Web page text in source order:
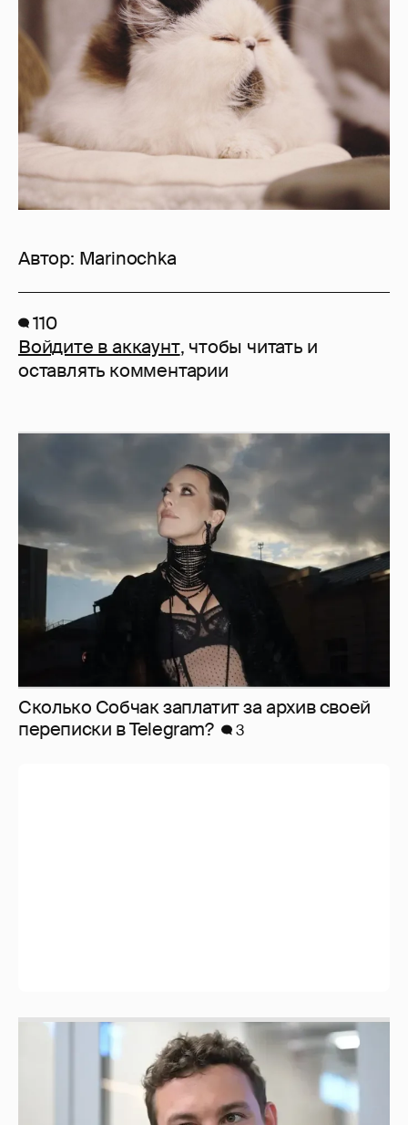
Автор: Marinochka
110
Войдите в аккаунт, чтобы читать и
оставлять комментарии
Сколько Собчак заплатит за архив своей
перeписки в Telegram?
3
Никита Кологривый высказался насчёт